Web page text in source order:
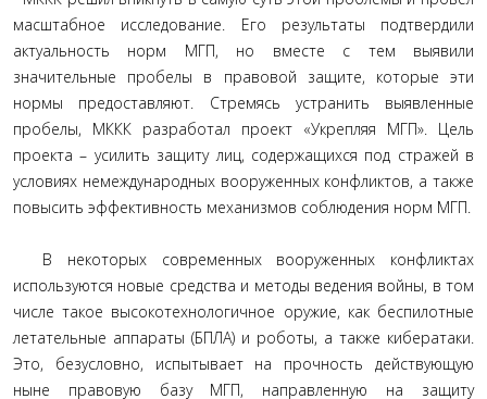
масштабное исследование. Его результаты подтвердили
актуальность норм МГП, но вместе с тем выявили
значительные пробелы в правовой защите, которые эти
нормы предоставляют. Стремясь устранить выявленные
пробелы, МККК разработал проект «Укрепляя МГП». Цель
проекта – усилить защиту лиц, содержащихся под стражей в
условиях немеждународных вооруженных конфликтов, а также
повысить эффективность механизмов соблюдения норм МГП.
В некоторых современных вооруженных конфликтах
используются новые средства и методы ведения войны, в том
числе такое высокотехнологичное оружие, как беспилотные
летательные аппараты (БПЛА) и роботы, а также кибератаки.
Это, безусловно, испытывает на прочность действующую
ныне правовую базу МГП, направленную на защиту